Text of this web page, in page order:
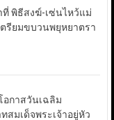
ที่ พิธีสงฆ์-เซ่นไหว้แม่
ตรียมขบวนพยุหยาตรา
อกาสวันเฉลิม
สมเด็จพระเจ้าอยู่หัว